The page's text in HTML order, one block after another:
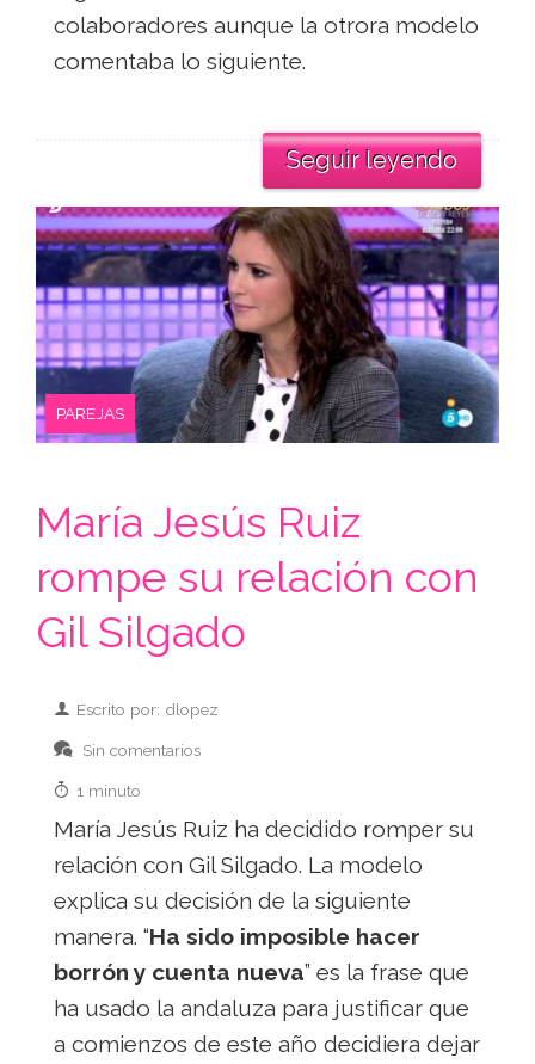
colaboradores aunque la otrora modelo
comentaba lo siguiente.
Seguir leyendo
PAREJAS
María Jesús Ruiz
rompe su relación con
Gil Silgado
Escrito por: dlopez
Sin comentarios
1 minuto
María Jesús Ruiz ha decidido romper su
relación con Gil Silgado. La modelo
explica su decisión de la siguiente
manera. “Ha sido imposible hacer
borrón y cuenta nueva” es la frase que
ha usado la andaluza para justificar que
a comienzos de este año decidiera dejar